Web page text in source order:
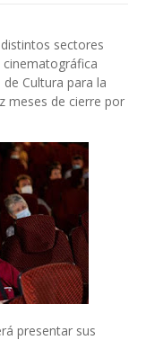
sectores
Cultura para la
meses de cierre por
presentar sus